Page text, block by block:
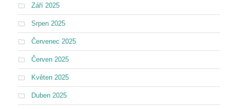
Září 2025
Srpen 2025
Červenec 2025
Červen 2025
Květen 2025
Duben 2025